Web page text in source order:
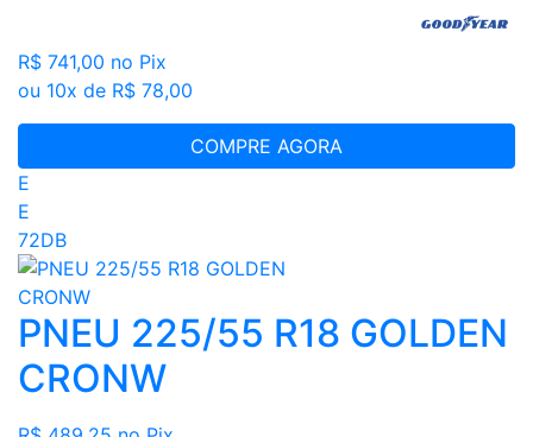
R$ 741,00 no Pix
ou 10x de R$ 78,00
COMPRE AGORA
E
E
72DB
PNEU 225/55 R18 GOLDEN
CRONW